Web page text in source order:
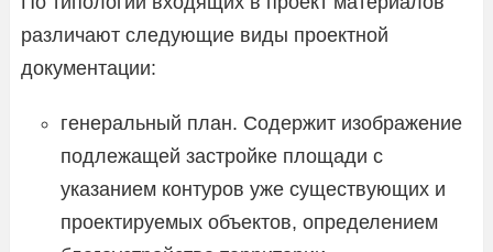
различают следующие виды проектной
документации:
генеральный план. Содержит изображение
подлежащей застройке площади с
указанием контуров уже существующих и
проектируемых объектов, определением